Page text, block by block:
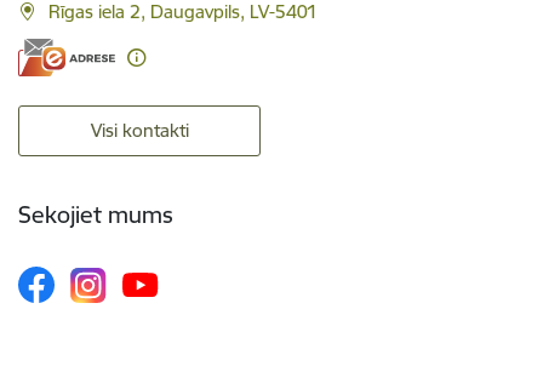
Rīgas iela 2, Daugavpils, LV-5401
Visi kontakti
Sekojiet mums